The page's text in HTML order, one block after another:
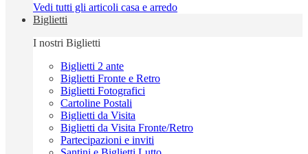
Vedi tutti gli articoli casa e arredo
Biglietti
I nostri Biglietti
Biglietti 2 ante
Biglietti Fronte e Retro
Biglietti Fotografici
Cartoline Postali
Biglietti da Visita
Biglietti da Visita Fronte/Retro
Partecipazioni e inviti